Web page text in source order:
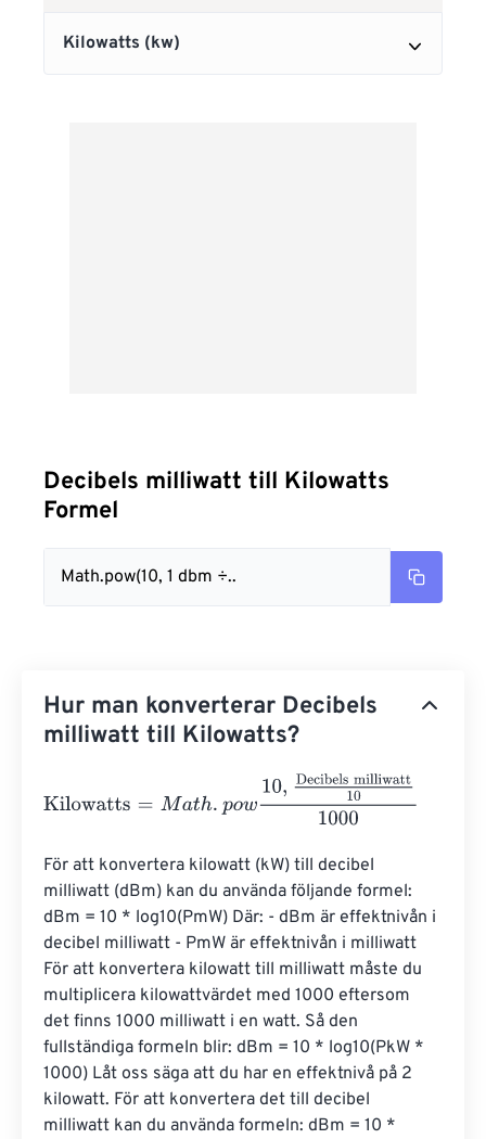
Decibels milliwatt till Kilowatts
Formel
Math.pow(10, 1 dbm ÷..
Hur man konverterar Decibels
milliwatt till Kilowatts?
Decibels milliwatt101000
För att konvertera kilowatt (kW) till decibel
milliwatt (dBm) kan du använda följande formel:
dBm = 10 * log10(PmW) Där: - dBm är effektnivån i
decibel milliwatt - PmW är effektnivån i milliwatt
För att konvertera kilowatt till milliwatt måste du
multiplicera kilowattvärdet med 1000 eftersom
det finns 1000 milliwatt i en watt. Så den
fullständiga formeln blir: dBm = 10 * log10(PkW *
1000) Låt oss säga att du har en effektnivå på 2
kilowatt. För att konvertera det till decibel
milliwatt kan du använda formeln: dBm = 10 *